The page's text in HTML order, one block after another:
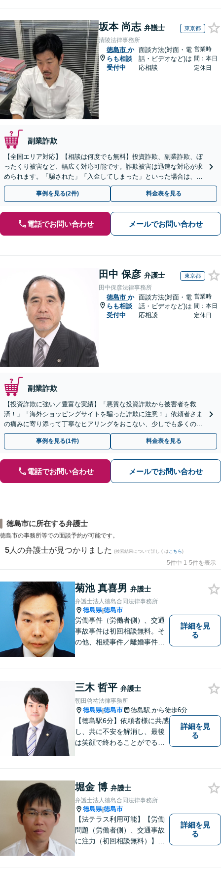
坂本 尚志 弁護士 東京都
清陵法律事務所
徳島市 か
らも相談
受付中
面談方法(対面・電
話・ビデオなど)は
応相談
営業時
間：本日
定休日
副業詐欺
【全国エリア対応】【相談は何度でも無料】投資詐欺、副業詐欺、ぼ
ったくり被害など、幅広く対応可能です。詐欺被害は迅速な対応が求
められます。「騙された」「入金してしまった」といった場合は、お
早めにご相談ください。【電話・メール・WEB相談可】
事例を見る(2件) 料金表を見る
電話でお問い合わせ メールでお問い合わせ
田中 保彦 弁護士 東京都
田中保彦法律事務所
徳島市 か
らも相談
受付中
面談方法(対面・電
話・ビデオなど)は
応相談
営業時
間：本日
定休日
副業詐欺
【投資詐欺に強い／豊富な実績】「悪質な投資詐欺から被害者を救
済！」「海外ショッピングサイトを騙った詐欺に注意！」依頼者さま
の痛みに寄り添って丁寧なヒアリングをおこない、少しでも多くの返
金が得られるよう尽力します！
事例を見る(1件) 料金表を見る
電話でお問い合わせ メールでお問い合わせ
徳島市に所在する弁護士
徳島市の事務所等での面談予約が可能です。
5 人の弁護士が見つかりました (検索結果について詳しくは こちら)
5件中 1-5件を表示
菊池 真喜男 弁護士
弁護士法人徳島合同法律事務所
徳島県|徳島市
労働事件（労働者側）、交通
事故事件は初回相談無料。そ
の他、相続事件／離婚事件／
れます。【無料駐車場】
詳細を見
る
三木 哲平 弁護士
朝田啓祐法律事務所
徳島県|徳島市 徳島駅 から徒歩6分
【徳島駅6分】依頼者様に共感
し、共に不安を解消し、最後
は笑顔で終わることがでるよ
相談にのっています。 まずは
ご相談ください。
詳細を見
る
堀金 博 弁護士
弁護士法人徳島合同法律事務所
徳島県|徳島市
【法テラス利用可能】【労働
問題（労働者側）、交通事故
に注力（初回相談無料）】市
詳細を見
る